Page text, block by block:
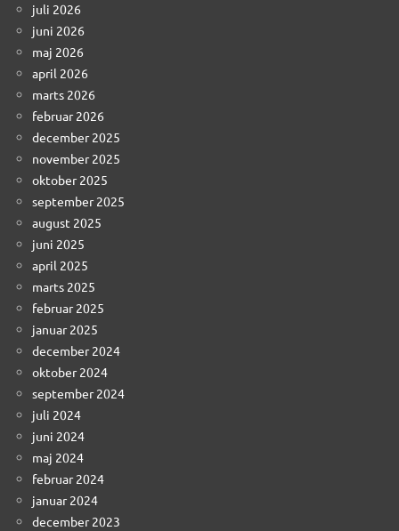
juli 2026
juni 2026
maj 2026
april 2026
marts 2026
februar 2026
december 2025
november 2025
oktober 2025
september 2025
august 2025
juni 2025
april 2025
marts 2025
februar 2025
januar 2025
december 2024
oktober 2024
september 2024
juli 2024
juni 2024
maj 2024
februar 2024
januar 2024
december 2023